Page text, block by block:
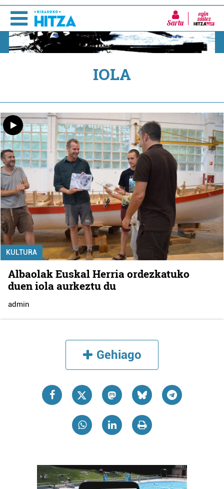
Sartu
IOLA
KULTURA
Albaolak Euskal Herria ordezkatuko
duen iola aurkeztu du
admin
Gehiago